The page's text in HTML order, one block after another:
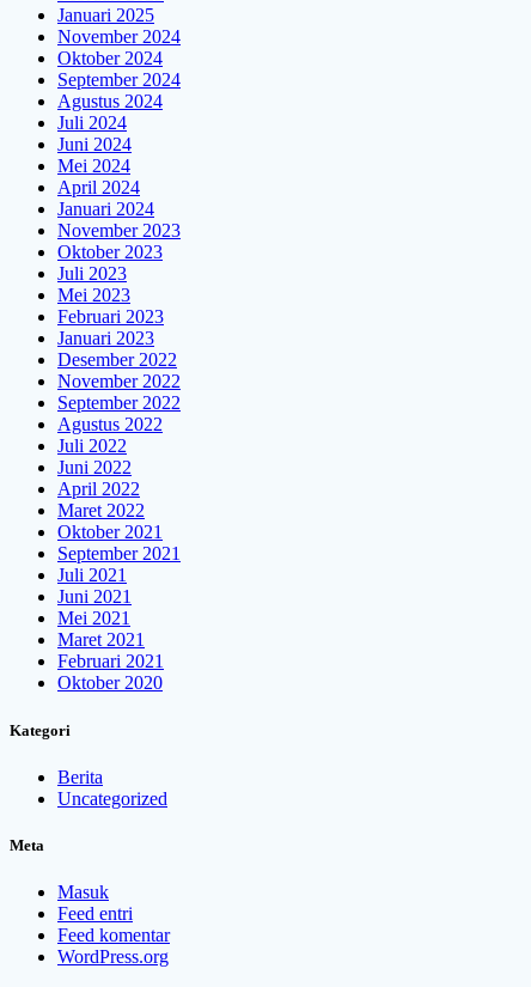
Januari 2025
November 2024
Oktober 2024
September 2024
Agustus 2024
Juli 2024
Juni 2024
Mei 2024
April 2024
Januari 2024
November 2023
Oktober 2023
Juli 2023
Mei 2023
Februari 2023
Januari 2023
Desember 2022
November 2022
September 2022
Agustus 2022
Juli 2022
Juni 2022
April 2022
Maret 2022
Oktober 2021
September 2021
Juli 2021
Juni 2021
Mei 2021
Maret 2021
Februari 2021
Oktober 2020
Kategori
Berita
Uncategorized
Meta
Masuk
Feed entri
Feed komentar
WordPress.org